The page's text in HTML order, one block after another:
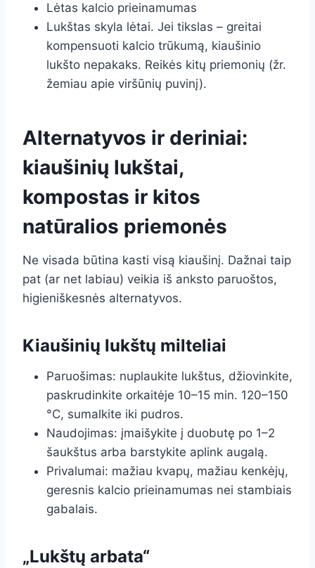
Lėtas kalcio prieinamumas
Lukštas skyla lėtai. Jei tikslas – greitai
kompensuoti kalcio trūkumą, kiaušinio
lukšto nepakaks. Reikės kitų priemonių (žr.
žemiau apie viršūnių puvinį).
Alternatyvos ir deriniai:
kiaušinių lukštai,
kompostas ir kitos
natūralios priemonės
Ne visada būtina kasti visą kiaušinį. Dažnai taip
pat (ar net labiau) veikia iš anksto paruoštos,
higieniškesnės alternatyvos.
Kiaušinių lukštų milteliai
Paruošimas: nuplaukite lukštus, džiovinkite,
paskrudinkite orkaitėje 10–15 min. 120–150
°C, sumalkite iki pudros.
Naudojimas: įmaišykite į duobutę po 1–2
šaukštus arba barstykite aplink augalą.
Privalumai: mažiau kvapų, mažiau kenkėjų,
geresnis kalcio prieinamumas nei stambiais
gabalais.
„Lukštų arbata“